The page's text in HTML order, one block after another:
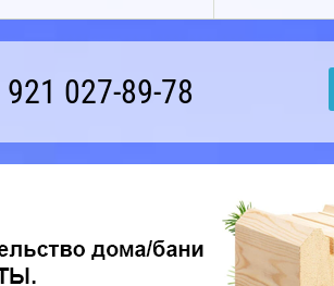
921 027-89-78